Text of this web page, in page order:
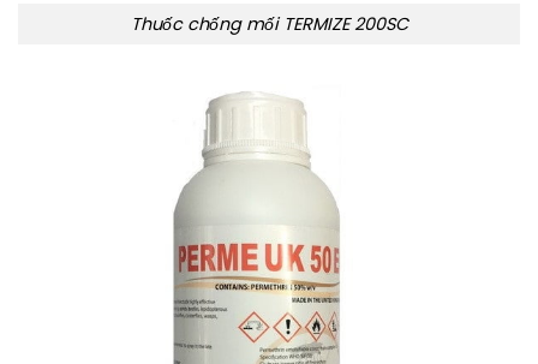
Thuốc chống mối TERMIZE 200SC